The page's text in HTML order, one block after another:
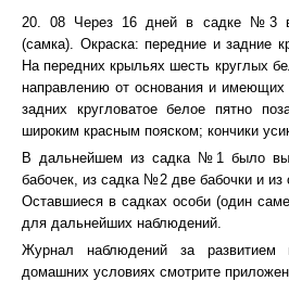
20. 08 Через 16 дней в садке №3
(самка). Окраска: передние и задние
На передних крыльях шесть круглых
направлению от основания и имеющих
задних кругловатое белое пятно
широким красным пояском; кончики
В дальнейшем из садка №1 было
бабочек, из садка №2 две бабочки и
Оставшиеся в садках особи (один
для дальнейших наблюдений.
Журнал наблюдений за развитием
домашних условиях смотрите